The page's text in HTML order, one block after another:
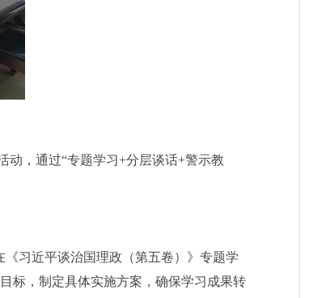
动，通过“专题学习+分层谈话+警示教
《习近平谈治国理政（第五卷）》专题学
标，制定具体实施方案，确保学习成果转